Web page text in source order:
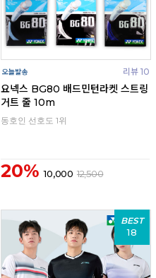
리뷰 10
요넥스 BG80 배드민턴라켓 스트링
거트 줄 10m
동호인 선호도 1위
20% 10,000 12,500
BEST
18